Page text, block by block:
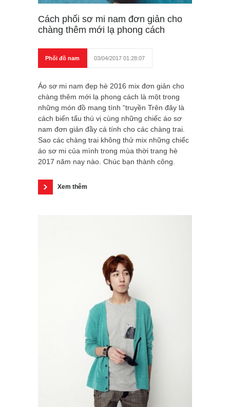
Cách phối sơ mi nam đơn giản cho
chàng thêm mới lạ phong cách
Phối đồ nam 03/04/2017 01:28:07
Áo sơ mi nam đẹp hè 2016 mix đơn giản cho
chàng thêm mới lạ phong cách là một trong
những món đồ mang tính “truyền Trên đây là
cách biến tấu thú vị cùng những chiếc áo sơ
nam đơn giản đầy cá tính cho các chàng trai.
Sao các chàng trai không thử mix những chiếc
áo sơ mi của mình trong mùa thời trang hè
2017 năm nay nào. Chúc bạn thành công.
Xem thêm